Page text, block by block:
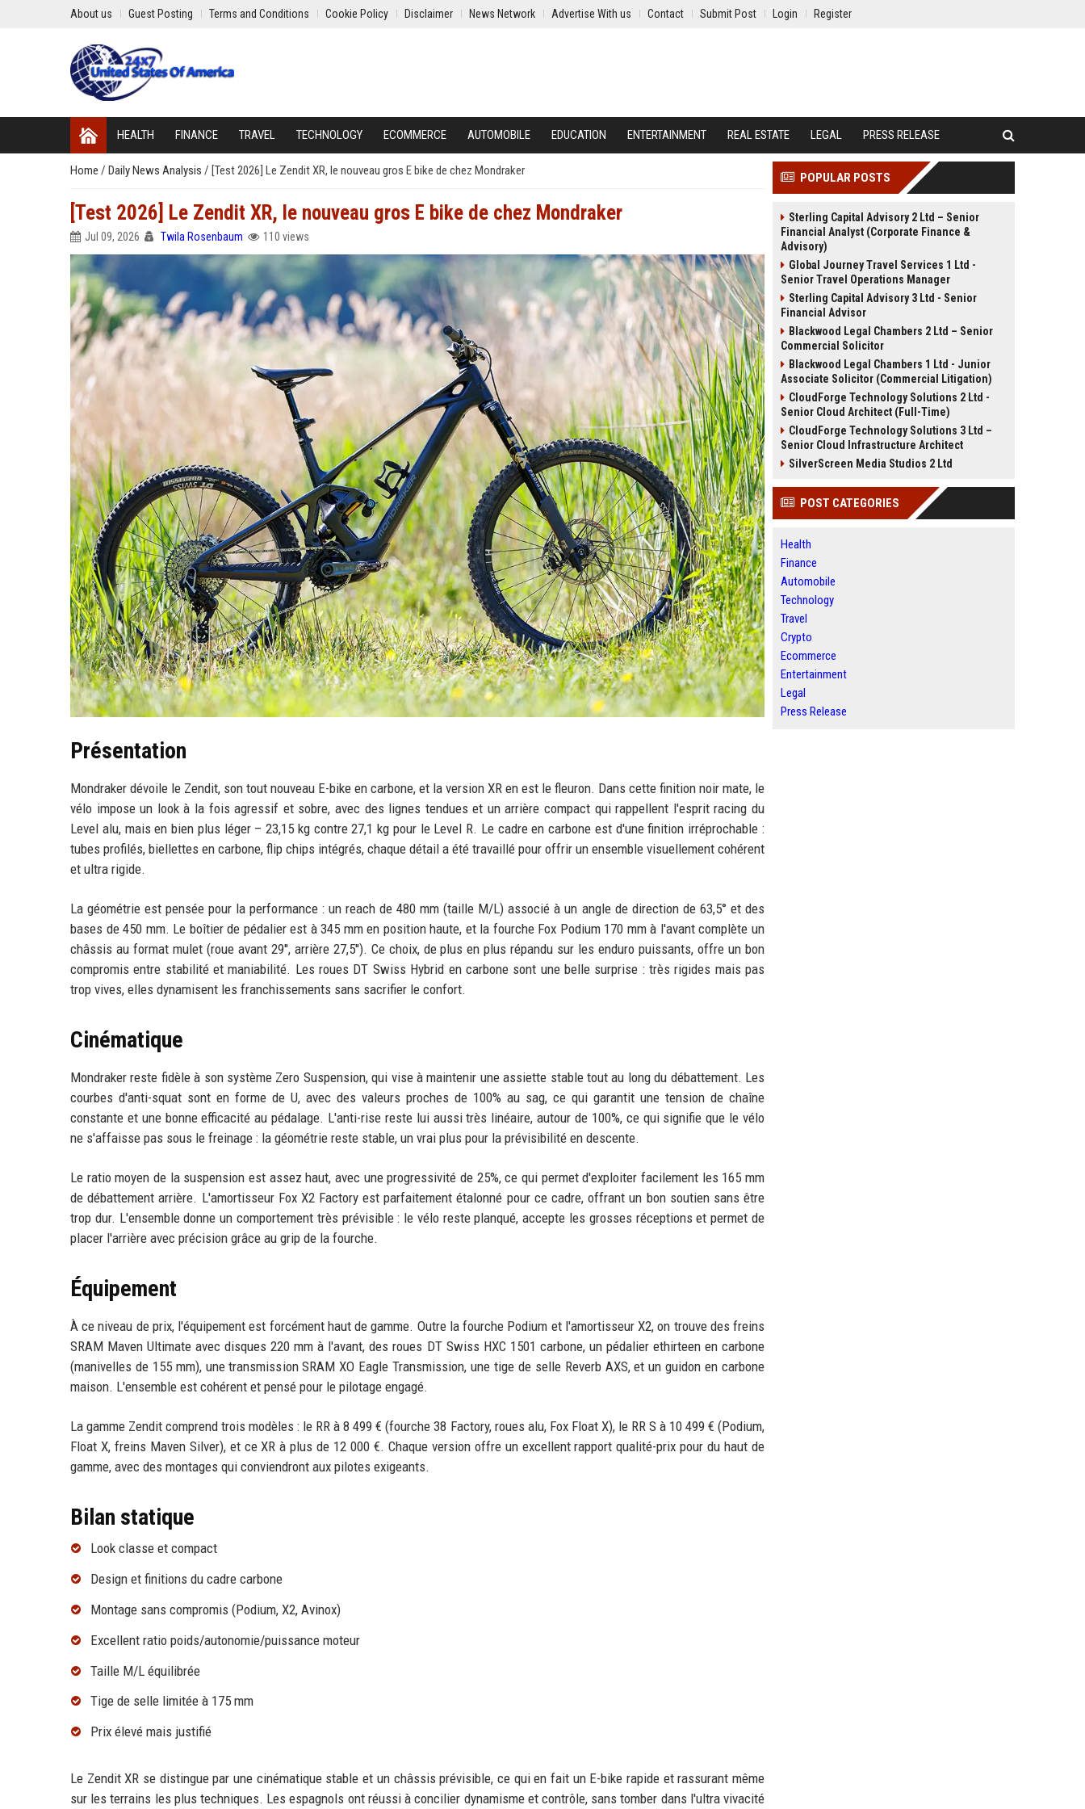
About us Guest Posting Terms and Conditions Cookie Policy Disclaimer News Network Advertise With us Contact Submit Post Login Register
HEALTH FINANCE TRAVEL TECHNOLOGY ECOMMERCE AUTOMOBILE EDUCATION ENTERTAINMENT REAL ESTATE LEGAL PRESS RELEASE
Home / Daily News Analysis / [Test 2026] Le Zendit XR, le nouveau gros E bike de chez Mondraker
[Test 2026] Le Zendit XR, le nouveau gros E bike de chez Mondraker
Jul 09, 2026 Twila Rosenbaum 110 views
Présentation
Mondraker dévoile le Zendit, son tout nouveau E-bike en carbone, et la version XR en est le fleuron. Dans cette finition noir mate, le
vélo impose un look à la fois agressif et sobre, avec des lignes tendues et un arrière compact qui rappellent l'esprit racing du
Level alu, mais en bien plus léger – 23,15 kg contre 27,1 kg pour le Level R. Le cadre en carbone est d'une finition irréprochable :
tubes profilés, biellettes en carbone, flip chips intégrés, chaque détail a été travaillé pour offrir un ensemble visuellement cohérent
et ultra rigide.
La géométrie est pensée pour la performance : un reach de 480 mm (taille M/L) associé à un angle de direction de 63,5° et des
bases de 450 mm. Le boîtier de pédalier est à 345 mm en position haute, et la fourche Fox Podium 170 mm à l'avant complète un
châssis au format mulet (roue avant 29'', arrière 27,5''). Ce choix, de plus en plus répandu sur les enduro puissants, offre un bon
compromis entre stabilité et maniabilité. Les roues DT Swiss Hybrid en carbone sont une belle surprise : très rigides mais pas
trop vives, elles dynamisent les franchissements sans sacrifier le confort.
Cinématique
Mondraker reste fidèle à son système Zero Suspension, qui vise à maintenir une assiette stable tout au long du débattement. Les
courbes d'anti-squat sont en forme de U, avec des valeurs proches de 100% au sag, ce qui garantit une tension de chaîne
constante et une bonne efficacité au pédalage. L'anti-rise reste lui aussi très linéaire, autour de 100%, ce qui signifie que le vélo
ne s'affaisse pas sous le freinage : la géométrie reste stable, un vrai plus pour la prévisibilité en descente.
Le ratio moyen de la suspension est assez haut, avec une progressivité de 25%, ce qui permet d'exploiter facilement les 165 mm
de débattement arrière. L'amortisseur Fox X2 Factory est parfaitement étalonné pour ce cadre, offrant un bon soutien sans être
trop dur. L'ensemble donne un comportement très prévisible : le vélo reste planqué, accepte les grosses réceptions et permet de
placer l'arrière avec précision grâce au grip de la fourche.
Équipement
À ce niveau de prix, l'équipement est forcément haut de gamme. Outre la fourche Podium et l'amortisseur X2, on trouve des freins
SRAM Maven Ultimate avec disques 220 mm à l'avant, des roues DT Swiss HXC 1501 carbone, un pédalier ethirteen en carbone
(manivelles de 155 mm), une transmission SRAM XO Eagle Transmission, une tige de selle Reverb AXS, et un guidon en carbone
maison. L'ensemble est cohérent et pensé pour le pilotage engagé.
La gamme Zendit comprend trois modèles : le RR à 8 499 € (fourche 38 Factory, roues alu, Fox Float X), le RR S à 10 499 € (Podium,
Float X, freins Maven Silver), et ce XR à plus de 12 000 €. Chaque version offre un excellent rapport qualité-prix pour du haut de
gamme, avec des montages qui conviendront aux pilotes exigeants.
Bilan statique
Look classe et compact
Design et finitions du cadre carbone
Montage sans compromis (Podium, X2, Avinox)
Excellent ratio poids/autonomie/puissance moteur
Taille M/L équilibrée
Tige de selle limitée à 175 mm
Prix élevé mais justifié
Le Zendit XR se distingue par une cinématique stable et un châssis prévisible, ce qui en fait un E-bike rapide et rassurant même
sur les terrains les plus techniques. Les espagnols ont réussi à concilier dynamisme et contrôle, sans tomber dans l'ultra vivacité
POPULAR POSTS
Sterling Capital Advisory 2 Ltd – Senior
Financial Analyst (Corporate Finance &
Advisory)
Global Journey Travel Services 1 Ltd -
Senior Travel Operations Manager
Sterling Capital Advisory 3 Ltd - Senior
Financial Advisor
Blackwood Legal Chambers 2 Ltd – Senior
Commercial Solicitor
Blackwood Legal Chambers 1 Ltd - Junior
Associate Solicitor (Commercial Litigation)
CloudForge Technology Solutions 2 Ltd -
Senior Cloud Architect (Full-Time)
CloudForge Technology Solutions 3 Ltd –
Senior Cloud Infrastructure Architect
SilverScreen Media Studios 2 Ltd
POST CATEGORIES
Health
Finance
Automobile
Technology
Travel
Crypto
Ecommerce
Entertainment
Legal
Press Release